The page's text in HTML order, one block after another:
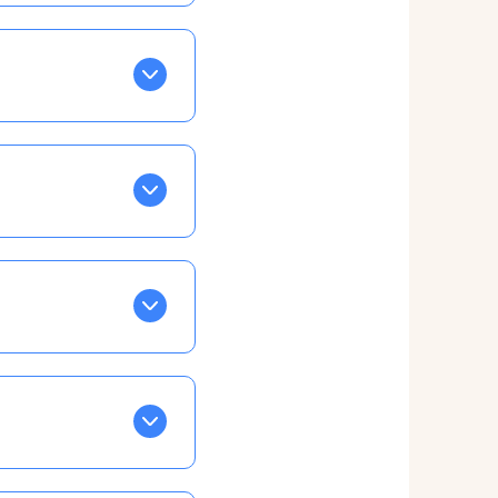
Tapez sur celle
EN VERT
la semaine, mais
ainsi vous
taux horaire
confirmations par
ce qui ne vous
à cet effet